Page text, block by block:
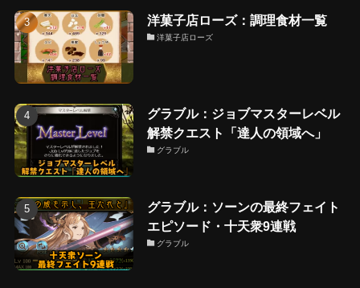
洋菓子店ローズ：調理食材一覧
洋菓子店ローズ
グラブル：ジョブマスターレベル
解禁クエスト「達人の領域へ」
グラブル
グラブル：ソーンの最終フェイト
エピソード・十天衆9連戦
グラブル